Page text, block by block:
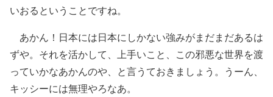
いおるということですね。
あかん！日本には日本にしかない強みがまだまだあるは
ずや。それを活かして、上手いこと、この邪悪な世界を渡
っていかなあかんのや、と言うておきましょう。うーん、
キッシーには無理やろなあ。